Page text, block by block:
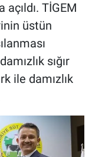
TİGEM
üstün
sığır
ile damızlık